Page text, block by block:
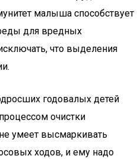
малыша способствует
для вредных
что выделения
годовалых детей
очистки
умеет высмаркивать
ходов, и ему надо